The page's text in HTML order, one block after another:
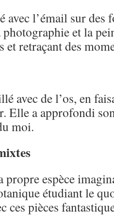
avec l’émail sur des
photographie et la
et retraçant des
avec de l’os, en
Elle a approfondi
moi.
propre espèce
étudiant le
ces pièces